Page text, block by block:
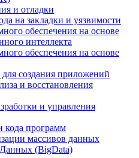
и отладки
на закладки и уязвимости
обеспечения на основе
интеллекта
обеспечения на основе
создания приложений
и восстановления
и управления
кода программ
массивов данных
(BigData)